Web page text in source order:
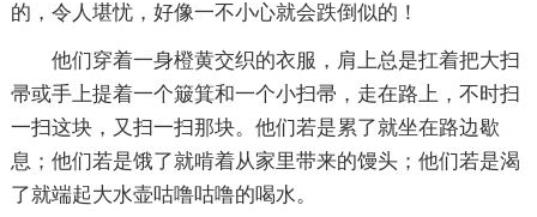
的，令人堪忧，好像一不小心就会跌倒似的！
他们穿着一身橙黄交织的衣服，肩上总是扛着把大扫
帚或手上提着一个簸箕和一个小扫帚，走在路上，不时扫
一扫这块，又扫一扫那块。他们若是累了就坐在路边歇
息；他们若是饿了就啃着从家里带来的馒头；他们若是渴
了就端起大水壶咕噜咕噜的喝水。